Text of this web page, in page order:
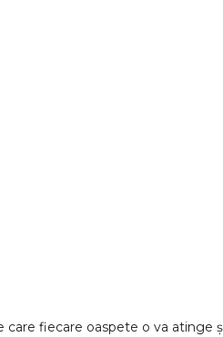
fiecare oaspete o va atinge